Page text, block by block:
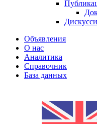
Объявления
О нас
Аналитика
Справочник
База данных